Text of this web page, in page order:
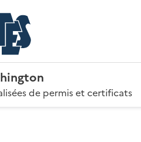
de permis et certificats